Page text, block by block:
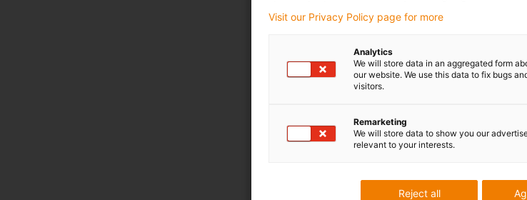
Visit our Privacy Policy page for more
Analytics
We will store data in an aggregated form
our website. We use this data to fix bugs
visitors.
Remarketing
We will store data to show you our
relevant to your interests.
Reject all